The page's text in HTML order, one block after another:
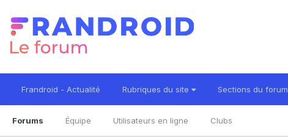
Frandroid - Actualité Rubriques du site Sections du forum
Forums Équipe Utilisateurs en ligne Clubs